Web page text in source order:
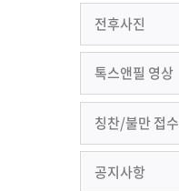
전후사진
톡스앤필 영상
칭찬/불만 접수
공지사항